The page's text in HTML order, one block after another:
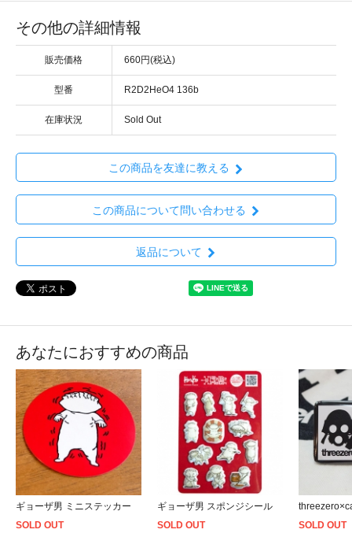
その他の詳細情報
販売価格 660円(税込)
型番 R2D2HeO4 136b
在庫状況 Sold Out
この商品を友達に教える
この商品について問い合わせる
返品について
あなたにおすすめの商品
ギョーザ男 ミニステッカー
SOLD OUT
ギョーザ男 スポンジシール
SOLD OUT
SOLD OUT